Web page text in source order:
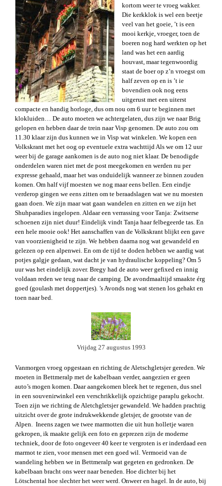
kortom weer te vroeg wakker.
Die kerkklok is wel een beetje
veel van het goeie, ’t is een
mooi kerkje, vroeger, toen de
boeren nog hard werkten op het
land was het een aardig
houvast, maar tegenwoordig
staat de boer op z’n vroegst om
half zeven op en is ’t ie
bovendien ook nog eens
uitgerust met een uiterst
compacte en handig horloge, dus om nou om 6 uur te beginnen met
klokluiden… De auto moeten we achtergelaten, dus zijn we naar Brig
gelopen en hebben daar de trein naar Visp genomen. De auto zou om
11.30 klaar zijn dus kunnen we in Visp wat winkelen. We kopen een
Volkskrant met het oog op eventuele extra wachttijd Als we om 12 uur
weer bij de garage aankomen is de auto nog niet klaar. De benodigde
onderdelen waren niet met de post meegekomen en werden nu per
expresse gehaald, maar het was onduidelijk wanneer ze binnen zouden
komen. Om half vijf moesten we nog maar eens bellen. Een eindje
verderop gingen we eens zitten om te beraadslagen wat we nu moesten
gaan doen. We zijn maar wat gaan wandelen en zitten en we zijn het
Shuhparadies ingelopen. Aldaar een verrassing voor Tanja: Zwitserse
schoenen zijn niet duur! Eindelijk vindt Tanja haar felbegeerde tas. En
een hele mooie ook! Het aanschaffen van de Volkskrant blijkt een gave
van voorzienigheid te zijn. We hebben daarna nog wat gewandeld en
gelezen op een alpenwei. En om de tijd te doden hebben we aardig wat
potjes galgje gedaan, wat dacht je van hydraulische koppeling? Om 5
uur was het eindelijk zover. Bregy had de auto weer gefixed en innig
voldaan reden we teug naar de camping. De avondmaaltijd smaakte érg
goed (goulash met doppertjes). ’s Avonds nog wat stenen los gehakt en
toen naar bed.
Vrijdag 27 augustus 1993
Vanmorgen vroeg opgestaan en richting de Aletschgletsjer gereden. We
moeten in Bettmeralp met de kabelbaan verder, aangezien er geen
auto’s mogen komen. Daar aangekomen bleek het te regenen, dus snel
in een souvenirwinkel een verschrikkelijk opzichtige paraplu gekocht.
Toen zijn we richting de Aletchgletsjer gewandeld. We hadden prachtig
uitzicht over de grote indrukwekkende gletsjer, de grootste van de
Alpen. Ineens zagen we twee marmotten die uit hun holletje waren
gekropen, ik maakte gelijk een foto en geprezen zijn de moderne
techniek, door de foto ongeveer 40 keer te vergroten is er inderdaad een
marmot te zien, voor mensen met een goed wil. Vermoeid van de
wandeling hebben we in Bettmeralp wat gegeten en gedronken. De
kabelbaan bracht ons weer naar beneden. Hoe dichter bij het
Lötschental hoe slechter het weer werd. Onweer en hagel. In de auto, bij